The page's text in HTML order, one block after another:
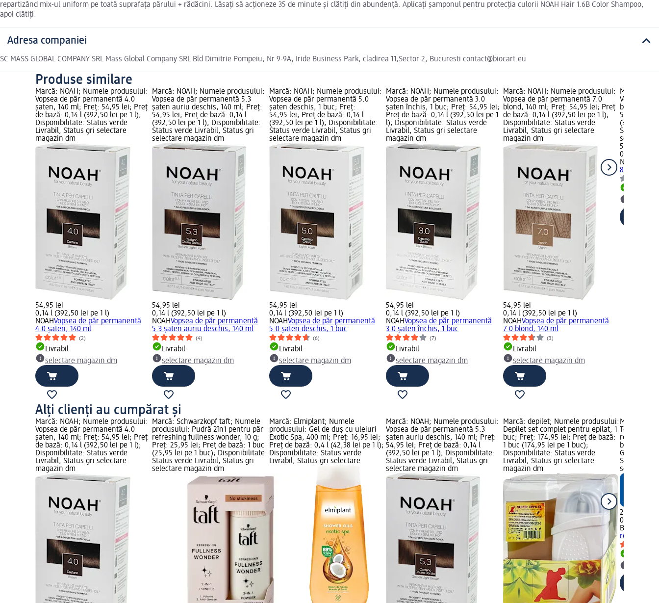
repartizând mix-ul uniform pe toată suprafața părului + rădăcini. Lăsați să acționeze 35 de minute și clătiți din abundență. Aplicați șamponul pentru protecția culorii NOAH Hair 1.6B Color Shampoo,
apoi clătiți.
Adresa companiei
SC MASS GLOBAL COMPANY SRL Mass Global Company SRL Bld Dimitrie Pompeiu, Nr 9-9A, Iride Business Park, cladirea 11,Sector 2, Bucuresti contact@biocart.eu
Produse similare
Marcă: NOAH; Numele produsului:
Vopsea de păr permanentă 4.0
șaten, 140 ml; Preț: 54,95 lei; Preț
de bază: 0,14 l (392,50 lei pe 1 l);
Disponibilitate: Status verde
Livrabil, Status gri selectare
magazin dm
54,95 lei
0,14 l (392,50 lei pe 1 l)
NOAHVopsea de păr permanentă
4.0 șaten, 140 ml
(2)
Livrabil
selectare magazin dm
Marcă: NOAH; Numele produsului:
Vopsea de păr permanentă 5.3
șaten auriu deschis, 140 ml; Preț:
54,95 lei; Preț de bază: 0,14 l
(392,50 lei pe 1 l); Disponibilitate:
Status verde Livrabil, Status gri
selectare magazin dm
54,95 lei
0,14 l (392,50 lei pe 1 l)
NOAHVopsea de păr permanentă
5.3 șaten auriu deschis, 140 ml
(4)
Livrabil
selectare magazin dm
Marcă: NOAH; Numele produsului:
Vopsea de păr permanentă 5.0
șaten deschis, 1 buc; Preț:
54,95 lei; Preț de bază: 0,14 l
(392,50 lei pe 1 l); Disponibilitate:
Status verde Livrabil, Status gri
selectare magazin dm
54,95 lei
0,14 l (392,50 lei pe 1 l)
NOAHVopsea de păr permanentă
5.0 șaten deschis, 1 buc
(6)
Livrabil
selectare magazin dm
Marcă: NOAH; Numele produsului:
Vopsea de păr permanentă 3.0
șaten închis, 1 buc; Preț: 54,95 lei;
Preț de bază: 0,14 l (392,50 lei pe 1
l); Disponibilitate: Status verde
Livrabil, Status gri selectare
magazin dm
54,95 lei
0,14 l (392,50 lei pe 1 l)
NOAHVopsea de păr permanentă
3.0 șaten închis, 1 buc
(7)
Livrabil
selectare magazin dm
Marcă: NOAH; Numele produsului:
Vopsea de păr permanentă 7.0
blond, 140 ml; Preț: 54,95 lei; Preț
de bază: 0,14 l (392,50 lei pe 1 l);
Disponibilitate: Status verde
Livrabil, Status gri selectare
magazin dm
54,95 lei
0,14 l (392,50 lei pe 1 l)
NOAHVopsea de păr permanentă
7.0 blond, 140 ml
(3)
Livrabil
selectare magazin dm
Marcă:
Vopsea de
blond
54,95 lei;
(392,50 lei
Status
selectare
54,95 lei
0,14 l
NOAH
8.0 blond
Alți clienți au cumpărat și
Marcă: NOAH; Numele produsului:
Vopsea de păr permanentă 4.0
șaten, 140 ml; Preț: 54,95 lei; Preț
de bază: 0,14 l (392,50 lei pe 1 l);
Disponibilitate: Status verde
Livrabil, Status gri selectare
magazin dm
Marcă: Schwarzkopf taft; Numele
produsului: Pudră 2în1 pentru păr
refreshing fullness wonder, 10 g;
Preț: 25,95 lei; Preț de bază: 1 buc
(25,95 lei pe 1 buc); Disponibilitate:
Status verde Livrabil, Status gri
selectare magazin dm
Marcă: Elmiplant; Numele
produsului: Gel de duș cu uleiuri
Exotic Spa, 400 ml; Preț: 16,95 lei;
Preț de bază: 0,4 l (42,38 lei pe 1 l);
Disponibilitate: Status verde
Livrabil, Status gri selectare
Marcă: NOAH; Numele produsului:
Vopsea de păr permanentă 5.3
șaten auriu deschis, 140 ml; Preț:
54,95 lei; Preț de bază: 0,14 l
(392,50 lei pe 1 l); Disponibilitate:
Status verde Livrabil, Status gri
selectare magazin dm
Marcă: depilet; Numele produsului:
Depilet set complet pentru epilat, 1
buc; Preț: 174,95 lei; Preț de bază:
1 buc (174,95 lei pe 1 buc);
Disponibilitate: Status verde
Livrabil, Status gri selectare
magazin dm
Marcă:
Tonic
rozmarin;
bază: 0,15 l
Grafică
Status
selectare
22,95 lei
0,15 l
Balea
rozmarin